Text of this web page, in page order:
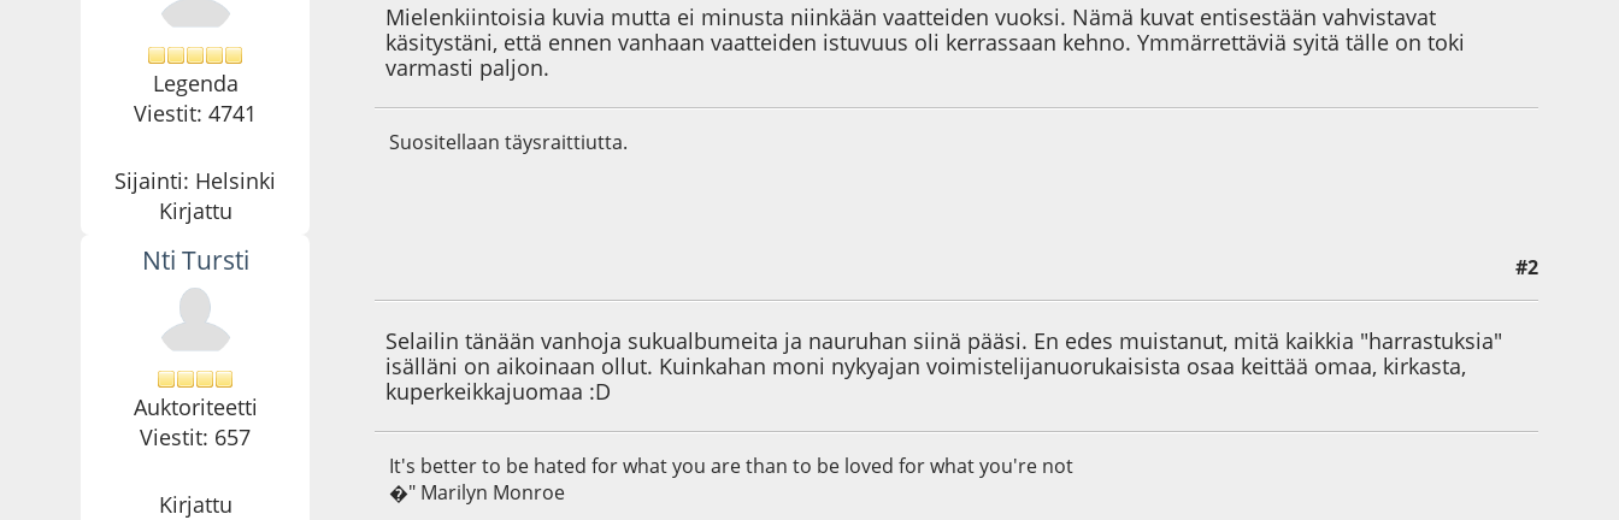
Legenda
Viestit: 4741
Sijainti: Helsinki
Kirjattu
Mielenkiintoisia kuvia mutta ei minusta niinkään vaatteiden vuoksi. Nämä kuvat entisestään vahvistavat
käsitystäni, että ennen vanhaan vaatteiden istuvuus oli kerrassaan kehno. Ymmärrettäviä syitä tälle on toki
varmasti paljon.
Suositellaan täysraittiutta.
Nti Tursti
Auktoriteetti
Viestit: 657
Kirjattu
#2
Selailin tänään vanhoja sukualbumeita ja nauruhan siinä pääsi. En edes muistanut, mitä kaikkia "harrastuksia"
isälläni on aikoinaan ollut. Kuinkahan moni nykyajan voimistelijanuorukaisista osaa keittää omaa, kirkasta,
kuperkeikkajuomaa :D
It's better to be hated for what you are than to be loved for what you're not
�" Marilyn Monroe